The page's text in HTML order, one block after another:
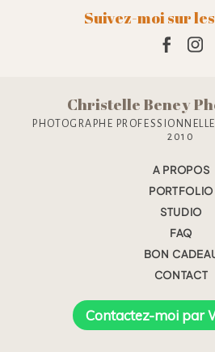
Suivez-moi sur
Christelle Beney
PHOTOGRAPHE
2010
A PROPOS
PORTFOLIO
STUDIO
FAQ
BON
CONTACT
Contactez-moi par